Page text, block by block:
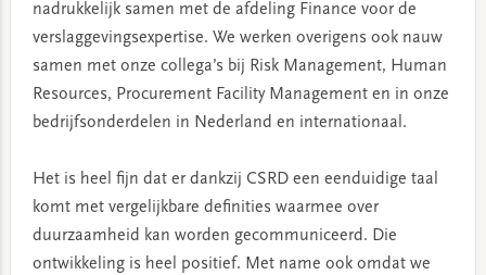
nadrukkelijk samen met de afdeling Finance voor de
verslaggevingsexpertise. We werken overigens ook nauw
samen met onze collega’s bij Risk Management, Human
Resources, Procurement Facility Management en in onze
bedrijfsonderdelen in Nederland en internationaal.
Het is heel fijn dat er dankzij CSRD een eenduidige taal
komt met vergelijkbare definities waarmee over
duurzaamheid kan worden gecommuniceerd. Die
ontwikkeling is heel positief. Met name ook omdat we